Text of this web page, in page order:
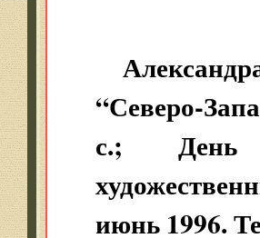
“Северо-
с.; День
июнь 1996.